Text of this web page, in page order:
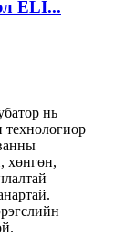
ELI...
нь
хөнгөн,